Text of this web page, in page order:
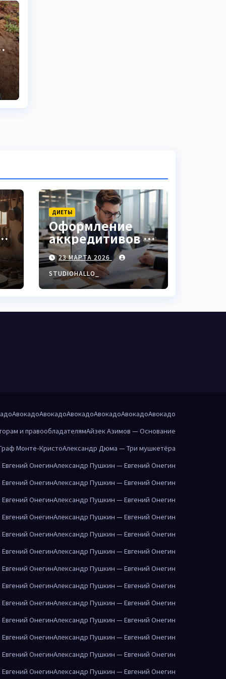
ДИЕТЫ
Оформление
аккредитивов в
международной
торговле
23 МАРТА 2026
STUDIOHALLO_
АвокадоАвокадоАвокадоАвокадоАвокадоАвокадо
и правообладателямАйзек Азимов — Основание
Монте-КристоАлександр Дюма — Три мушкетёра
ОнегинАлександр Пушкин — Евгений Онегин
ОнегинАлександр Пушкин — Евгений Онегин
ОнегинАлександр Пушкин — Евгений Онегин
ОнегинАлександр Пушкин — Евгений Онегин
ОнегинАлександр Пушкин — Евгений Онегин
ОнегинАлександр Пушкин — Евгений Онегин
ОнегинАлександр Пушкин — Евгений Онегин
ОнегинАлександр Пушкин — Евгений Онегин
ОнегинАлександр Пушкин — Евгений Онегин
ОнегинАлександр Пушкин — Евгений Онегин
ОнегинАлександр Пушкин — Евгений Онегин
ОнегинАлександр Пушкин — Евгений Онегин
ОнегинАлександр Пушкин — Евгений Онегин